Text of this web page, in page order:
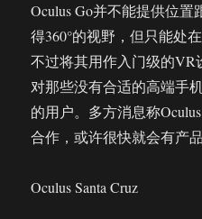
Oculus Go并不能提供位
得360°的视野，但只能处
不过将其用作入门级的
对那些没有合适的高端手
的用户。多方消息称
合作，或许很快就会有产品
Oculus Santa Cruz